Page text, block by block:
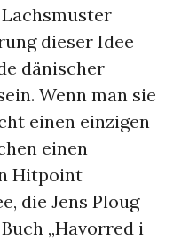
dieser Idee
dänischer
Wenn man sie
einen einzigen
einen
Hitpoint
die Jens Ploug
„Havorred i